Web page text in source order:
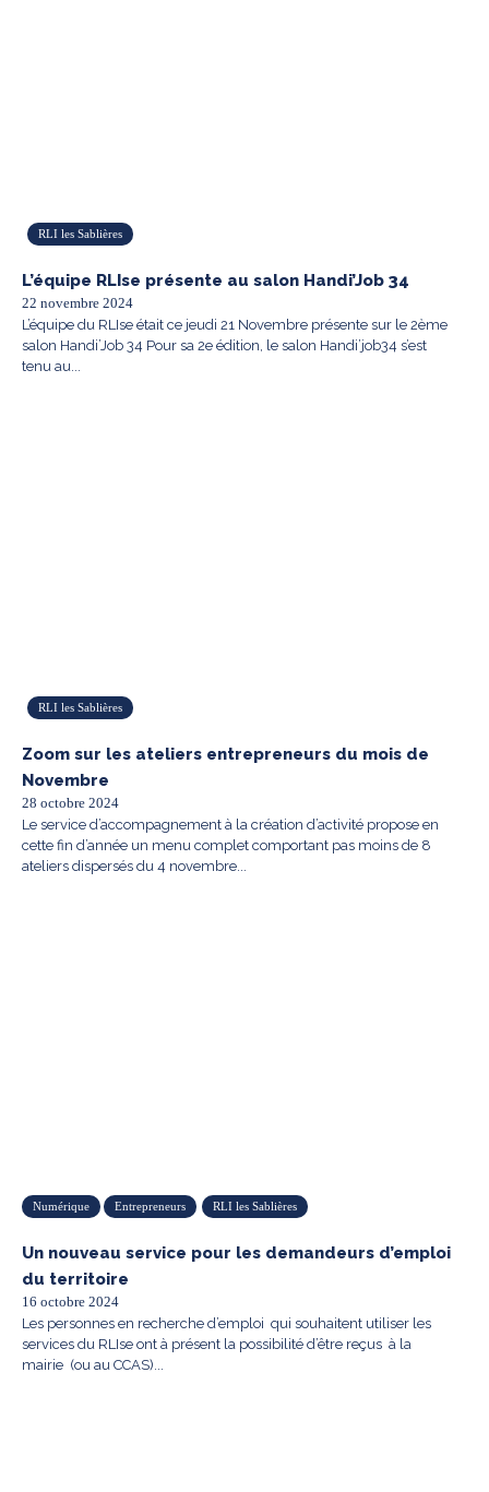
RLI les Sablières
L’équipe RLIse présente au salon Handi’Job 34
22 novembre 2024
L’équipe du RLIse était ce jeudi 21 Novembre présente sur le 2ème
salon Handi’Job 34 Pour sa 2e édition, le salon Handi’job34 s’est
tenu au...
RLI les Sablières
Zoom sur les ateliers entrepreneurs du mois de
Novembre
28 octobre 2024
Le service d’accompagnement à la création d’activité propose en
cette fin d’année un menu complet comportant pas moins de 8
ateliers dispersés du 4 novembre...
Numérique Entrepreneurs RLI les Sablières
Un nouveau service pour les demandeurs d’emploi
du territoire
16 octobre 2024
Les personnes en recherche d’emploi qui souhaitent utiliser les
services du RLIse ont à présent la possibilité d’être reçus à la
mairie (ou au CCAS)...